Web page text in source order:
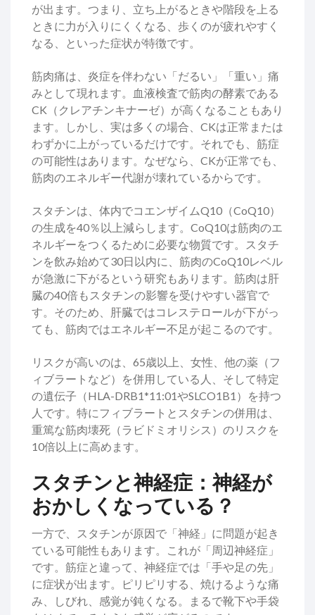
が出ます。つまり、立ち上がるときや階段を上る
ときに力が入りにくくなる、歩くのが疲れやすく
なる、といった症状が特徴です。
筋肉痛は、炎症を伴わない「だるい」「重い」痛
みとして現れます。血液検査で筋肉の酵素である
CK（クレアチンキナーゼ）が高くなることもあり
ます。しかし、実は多くの場合、CKは正常または
わずかに上がっているだけです。それでも、筋症
の可能性はあります。なぜなら、CKが正常でも、
筋肉のエネルギー代謝が壊れているからです。
スタチンは、体内でコエンザイムQ10（CoQ10）
の生成を40％以上減らします。CoQ10は筋肉のエ
ネルギーをつくるために必要な物質です。スタチ
ンを飲み始めて30日以内に、筋肉のCoQ10レベル
が急激に下がるという研究もあります。筋肉は肝
臓の40倍もスタチンの影響を受けやすい器官で
す。そのため、肝臓ではコレステロールが下がっ
ても、筋肉ではエネルギー不足が起こるのです。
リスクが高いのは、65歳以上、女性、他の薬（フ
ィブラートなど）を併用している人、そして特定
の遺伝子（HLA-DRB1*11:01やSLCO1B1）を持つ
人です。特にフィブラートとスタチンの併用は、
重篤な筋肉壊死（ラビドミオリシス）のリスクを
10倍以上に高めます。
スタチンと神経症：神経が
おかしくなっている？
一方で、スタチンが原因で「神経」に問題が起き
ている可能性もあります。これが「周辺神経症」
です。筋症と違って、神経症では「手や足の先」
に症状が出ます。ピリピリする、焼けるような痛
み、しびれ、感覚が鈍くなる。まるで靴下や手袋